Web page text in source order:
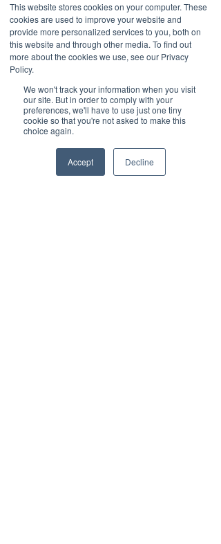
This website stores cookies on your computer. These
cookies are used to improve your website and
provide more personalized services to you, both on
this website and through other media. To find out
more about the cookies we use, see our Privacy
Policy.
We won't track your information when you visit
our site. But in order to comply with your
preferences, we'll have to use just one tiny
cookie so that you're not asked to make this
choice again.
Accept Decline
a construit un brand în calitate, eficiență și
viteza de adaptare a proceselor la
provocările...